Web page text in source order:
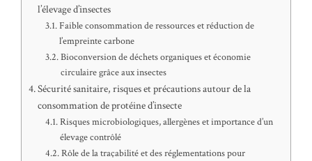
l’élevage d’insectes
Faible consommation de ressources et réduction de
l’empreinte carbone
Bioconversion de déchets organiques et économie
circulaire grâce aux insectes
Sécurité sanitaire, risques et précautions autour de la
consommation de protéine d’insecte
Risques microbiologiques, allergènes et importance d’un
élevage contrôlé
Rôle de la traçabilité et des réglementations pour